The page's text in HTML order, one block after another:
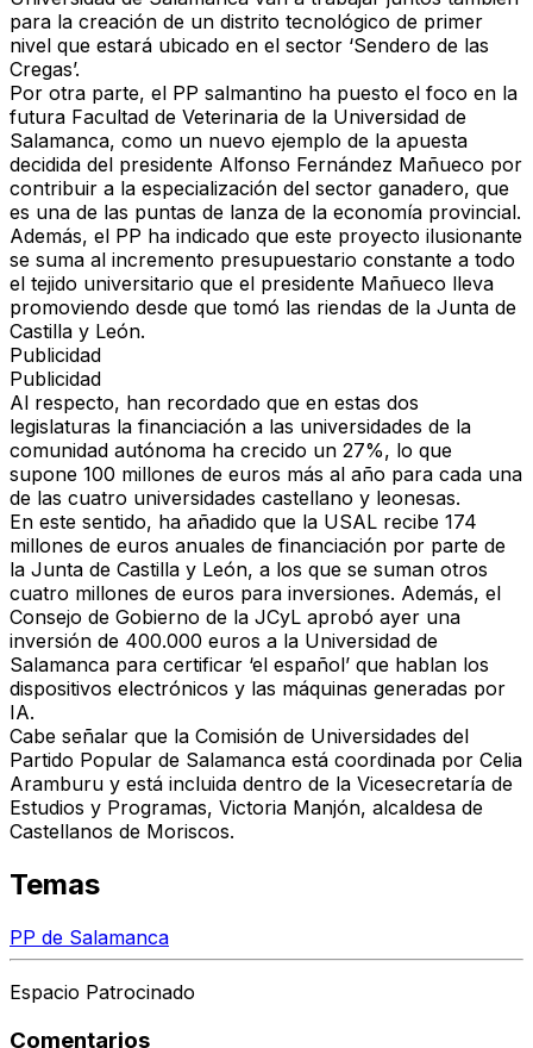
para la creación de un distrito tecnológico de primer
nivel que estará ubicado en el sector ‘Sendero de las
Cregas’.
Por otra parte, el PP salmantino ha puesto el foco en la
futura Facultad de Veterinaria de la Universidad de
Salamanca, como un nuevo ejemplo de la apuesta
decidida del presidente Alfonso Fernández Mañueco por
contribuir a la especialización del sector ganadero, que
es una de las puntas de lanza de la economía provincial.
Además, el PP ha indicado que este proyecto ilusionante
se suma al incremento presupuestario constante a todo
el tejido universitario que el presidente Mañueco lleva
promoviendo desde que tomó las riendas de la Junta de
Castilla y León.
Publicidad
Publicidad
Al respecto, han recordado que en estas dos
legislaturas la financiación a las universidades de la
comunidad autónoma ha crecido un 27%, lo que
supone 100 millones de euros más al año para cada una
de las cuatro universidades castellano y leonesas.
En este sentido, ha añadido que la USAL recibe 174
millones de euros anuales de financiación por parte de
la Junta de Castilla y León, a los que se suman otros
cuatro millones de euros para inversiones. Además, el
Consejo de Gobierno de la JCyL aprobó ayer una
inversión de 400.000 euros a la Universidad de
Salamanca para certificar ‘el español’ que hablan los
dispositivos electrónicos y las máquinas generadas por
IA.
Cabe señalar que la Comisión de Universidades del
Partido Popular de Salamanca está coordinada por Celia
Aramburu y está incluida dentro de la Vicesecretaría de
Estudios y Programas, Victoria Manjón, alcaldesa de
Castellanos de Moriscos.
Temas
PP de Salamanca
Espacio Patrocinado
Comentarios